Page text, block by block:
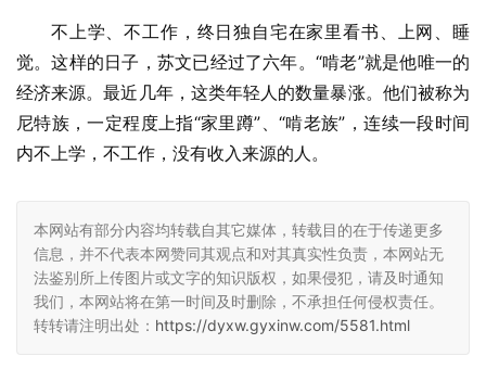
不上学、不工作，终日独自宅在家里看书、上网、睡
觉。这样的日子，苏文已经过了六年。“啃老”就是他唯一的
经济来源。最近几年，这类年轻人的数量暴涨。他们被称为
尼特族，一定程度上指“家里蹲”、“啃老族”，连续一段时间
内不上学，不工作，没有收入来源的人。
本网站有部分内容均转载自其它媒体，转载目的在于传递更多
信息，并不代表本网赞同其观点和对其真实性负责，本网站无
法鉴别所上传图片或文字的知识版权，如果侵犯，请及时通知
我们，本网站将在第一时间及时删除，不承担任何侵权责任。
转转请注明出处： https://dyxw.gyxinw.com/5581.html